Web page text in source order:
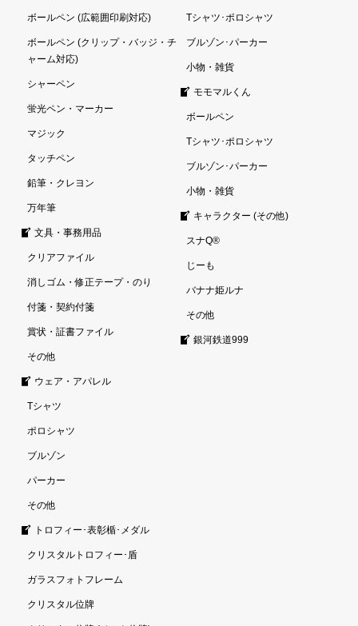
ボールペン (広範囲印刷対応)
ボールペン (クリップ・バッジ・チ
ャーム対応)
シャーペン
蛍光ペン・マーカー
マジック
タッチペン
鉛筆・クレヨン
万年筆
文具・事務用品
クリアファイル
消しゴム・修正テープ・のり
付箋・契約付箋
賞状・証書ファイル
その他
ウェア・アパレル
Tシャツ
ポロシャツ
ブルゾン
パーカー
その他
トロフィー･表彰楯･メダル
クリスタルトロフィー･盾
ガラスフォトフレーム
クリスタル位牌
Tシャツ･ポロシャツ
ブルゾン･パーカー
小物・雑貨
モモマルくん
ボールペン
Tシャツ･ポロシャツ
ブルゾン･パーカー
小物・雑貨
キャラクター (その他)
スナQ®
じーも
バナナ姫ルナ
その他
銀河鉄道999